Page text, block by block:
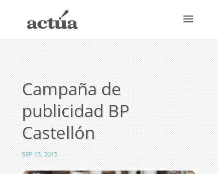
Campaña de
publicidad BP
Castellón
SEP 15, 2015